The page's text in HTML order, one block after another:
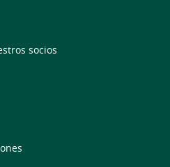
socios